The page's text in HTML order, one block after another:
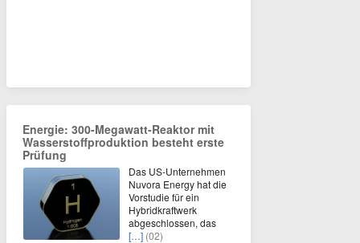
Energie: 300-Megawatt-Reaktor mit
Wasserstoffproduktion besteht erste
Prüfung
Das US-Unternehmen
Nuvora Energy hat die
Vorstudie für ein
Hybridkraftwerk
abgeschlossen, das
[…] (02)